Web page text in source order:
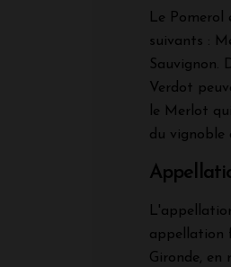
Le Pomerol
suivants :
Sauvignon.
Verdot
le Merlot
du vignoble
appellation
Gironde, en